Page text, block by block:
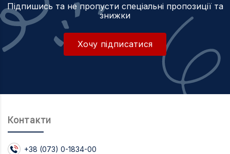
Підпишись та не пропусти спеціальні пропозиції та
знижки
Хочу підписатися
Контакти
+38 (073) 0-1834-00